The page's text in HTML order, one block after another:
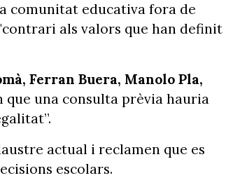
comunitat educativa fora de
als valors que han definit
Ferran Buera, Manolo Pla,
que una consulta prèvia hauria
actual i reclamen que es
escolars.